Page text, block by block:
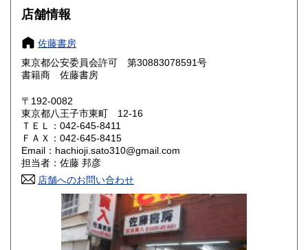
大阪府
奈良県
鳥取県
岡山県 600円
山口県 600円
香川県
600円 福岡県
600円 長崎県
店舗情報
佐藤書房
東京都公安委員会許可 第30883078591号
書籍商 佐藤書房
〒192-0082
東京都八王子市東町 12-16
ＴＥＬ：042-645-8411
ＦＡＸ：042-645-8415
Email：hachioji.sato310@gmail.com
担当者：佐藤 邦彦
店舗へのお問い合わせ